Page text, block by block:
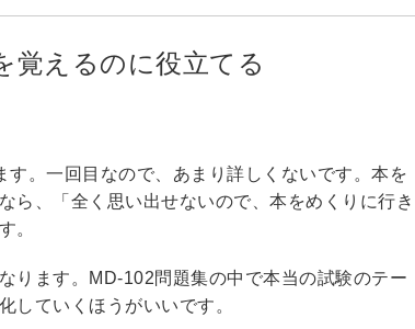
覚えるのに役立てる
。一回目なので、あまり詳しくないです。本を
ら、「全く思い出せないので、本をめくりに行き
。
ります。MD-102問題集の中で本当の試験のテー
していくほうがいいです。